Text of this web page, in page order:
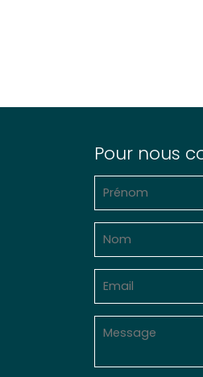
Pour nous